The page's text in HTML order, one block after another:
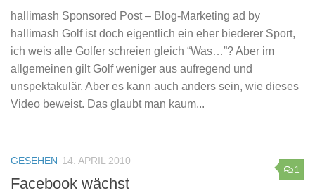
hallimash Sponsored Post – Blog-Marketing ad by
hallimash Golf ist doch eigentlich ein eher biederer Sport,
ich weis alle Golfer schreien gleich “Was…”? Aber im
allgemeinen gilt Golf weniger aus aufregend und
unspektakulär. Aber es kann auch anders sein, wie dieses
Video beweist. Das glaubt man kaum...
1
GESEHEN 14. APRIL 2010
Facebook wächst